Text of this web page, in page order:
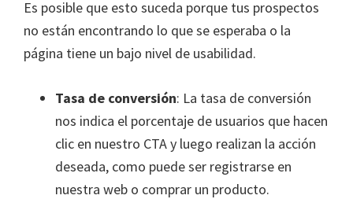
Es posible que esto suceda porque tus prospectos
no están encontrando lo que se esperaba o la
página tiene un bajo nivel de usabilidad.
Tasa de conversión: La tasa de conversión
nos indica el porcentaje de usuarios que hacen
clic en nuestro CTA y luego realizan la acción
deseada, como puede ser registrarse en
nuestra web o comprar un producto.